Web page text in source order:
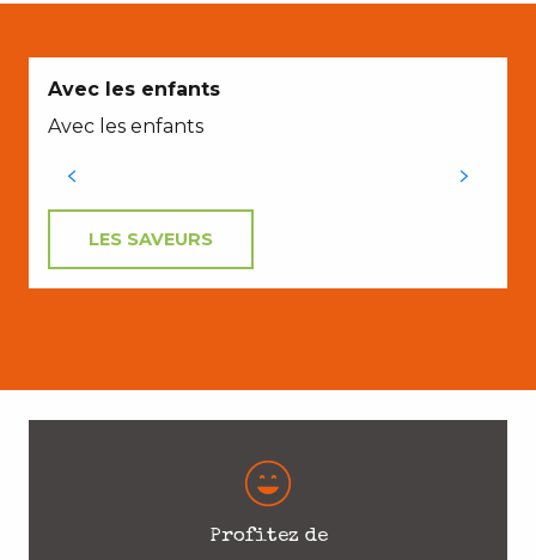
Avec les enfants
Avec les enfants
LES SAVEURS
Profitez de